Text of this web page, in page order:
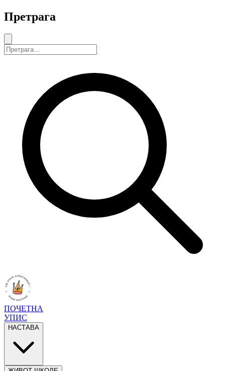
Претрага
ПОЧЕТНА
УПИС
НАСТАВА